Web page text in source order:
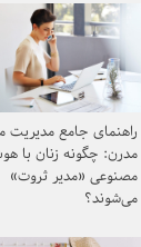
راهنمای جامع مدیریت
مدرن: چگونه زنان با
مصنوعی «مدیر ثروت»
می‌شوند؟